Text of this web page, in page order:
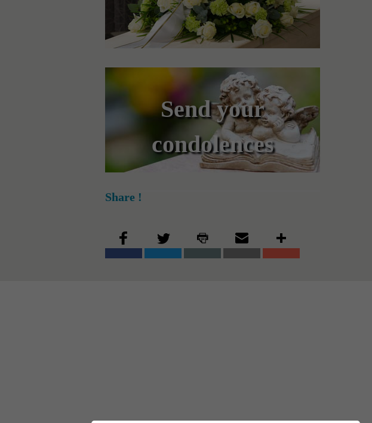
Send your
condolences
Share !